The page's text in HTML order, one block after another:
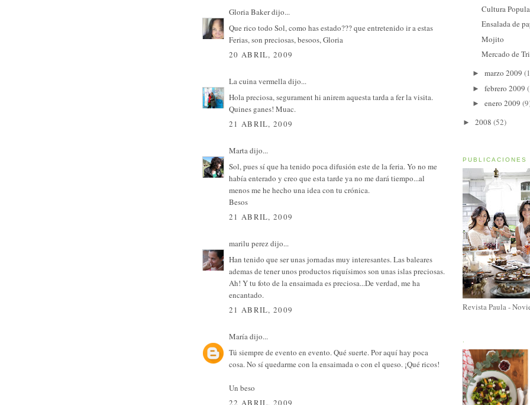
Gloria Bakerdijo...
Que rico todo Sol, como has estado??? que entretenido ir a estas
Ferias, son preciosas, besoos, Gloria
20 ABRIL, 2009
La cuina vermelladijo...
Hola preciosa, segurament hi anirem aquesta tarda a fer la visita.
Quines ganes! Muac.
21 ABRIL, 2009
Martadijo...
Sol, pues sí que ha tenido poca difusión este de la feria. Yo no me
había enterado y creo que esta tarde ya no me dará tiempo...al
menos me he hecho una idea con tu crónica.
Besos
21 ABRIL, 2009
marilu perezdijo...
Han tenido que ser unas jornadas muy interesantes. Las baleares
ademas de tener unos productos riquísimos son unas islas preciosas.
Ah! Y tu foto de la ensaimada es preciosa...De verdad, me ha
encantado.
21 ABRIL, 2009
Maríadijo...
Tú siempre de evento en evento. Qué suerte. Por aquí hay poca
cosa. No sí quedarme con la ensaimada o con el queso. ¡Qué ricos!
Un beso
22 ABRIL, 2009
Cultura
Ensalada de
Mojito
Mercado de
► marzo 2009
► febrero 2009
► enero 2009
► 2008 (52)
PUBLICACIONES
Revista Paula -
.